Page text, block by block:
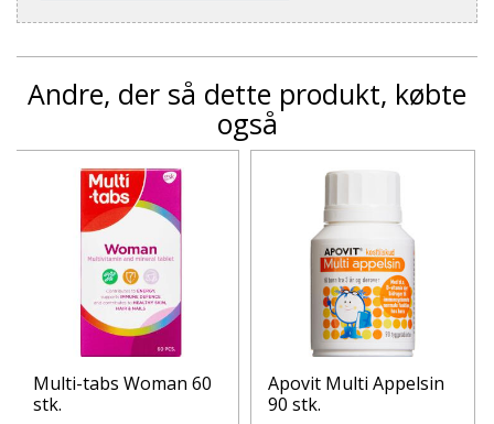
Andre, der så dette produkt, købte
også
Multi-tabs Woman 60
stk.
Apovit Multi Appelsin
90 stk.